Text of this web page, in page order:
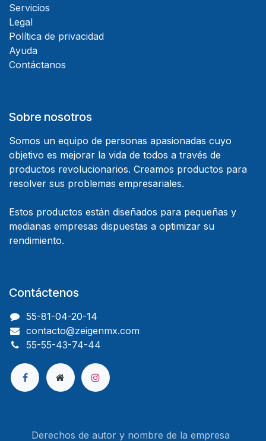
Servicios
Legal
Política de privacidad
Ayuda
Contáctanos
Sobre nosotros
Somos un equipo de personas apasionadas cuyo
objetivo es mejorar la vida de todos a través de
productos revolucionarios. Creamos productos para
resolver sus problemas empresariales.
Estos productos están diseñados para pequeñas y
medianas empresas dispuestas a optimizar su
rendimiento.
Contáctenos
55-81-04-20-14
contacto@zeigenmx.com
55-55-43-74-44
Derechos de autor y nombre de la empresa